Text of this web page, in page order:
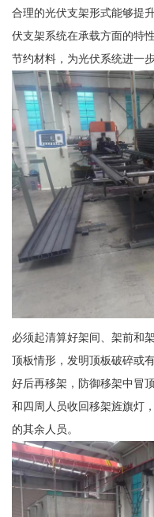
合理的光伏支架形式能够提
伏支架系统在承载方面的特
节约材料，为光伏系统进一
必须起清算好架间、架前和
顶板情形，发明顶板破碎或
好后再移架，防御移架中冒
和四周人员收回移架旌旗灯
的其余人员。